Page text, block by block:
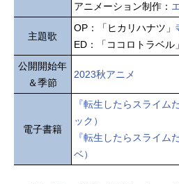
アニメーション制作：
主題歌
OP：「ヒカリハナツ」
ED：「ココロトラベル」
公開開始年
＆季節
2023秋アニメ
電子書籍
『転生したらスライム
ック）
『転生したらスライム
ベ）